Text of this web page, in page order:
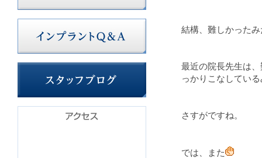
結構、難しかった
最近の院長先生は
っかりこなしてい
さすがですね。
では、また